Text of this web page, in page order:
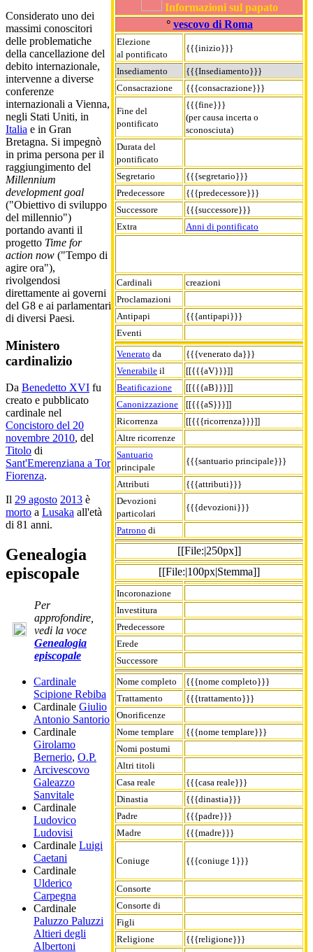
Informazioni sul papato
° vescovo di Roma
Elezione
al pontificato
{{{inizio}}}
Insediamento
{{{Insediamento}}}
Consacrazione
{{{consacrazione}}}
Fine del
pontificato
{{{fine}}}
(per causa incerta o
sconosciuta)
Durata del
pontificato
Segretario
{{{segretario}}}
Predecessore
{{{predecessore}}}
Successore
{{{successore}}}
Extra
Anni di pontificato
Cardinali
creazioni
Proclamazioni
Antipapi
{{{antipapi}}}
Eventi
Venerato da
{{{venerato da}}}
Venerabile il
[[{{{aV}}}]]
Beatificazione
[[{{{aB}}}]]
Canonizzazione
[[{{{aS}}}]]
Ricorrenza
[[{{{ricorrenza}}}]]
Altre ricorrenze
Santuario
principale
{{{santuario principale}}}
Attributi
{{{attributi}}}
Devozioni
particolari
{{{devozioni}}}
Patrono di
[[File:|250px]]
[[File:|100px|Stemma]]
Incoronazione
Investitura
Predecessore
Erede
Successore
Nome completo
{{{nome completo}}}
Trattamento
{{{trattamento}}}
Onorificenze
Nome templare
{{{nome templare}}}
Nomi postumi
Altri titoli
Casa reale
{{{casa reale}}}
Dinastia
{{{dinastia}}}
Padre
{{{padre}}}
Madre
{{{madre}}}
Coniuge {{{coniuge 1}}}
Consorte
Consorte di
Figli
Religione
{{{religione}}}
Considerato uno dei
massimi conoscitori
delle problematiche
della cancellazione del
debito internazionale,
intervenne a diverse
conferenze
internazionali a Vienna,
negli Stati Uniti, in
Italia e in Gran
Bretagna. Si impegnò
in prima persona per il
raggiungimento del
Millennium
development goal
("Obiettivo di sviluppo
del millennio")
portando avanti il
progetto Time for
action now ("Tempo di
agire ora"),
rivolgendosi
direttamente ai governi
del G8 e ai parlamentari
di diversi Paesi.
Ministero
cardinalizio
Da Benedetto XVI fu
creato e pubblicato
cardinale nel
Concistoro del 20
novembre 2010, del
Titolo di
Sant'Emerenziana a Tor
Fiorenza.
Il 29 agosto 2013 è
morto a Lusaka all'età
di 81 anni.
Genealogia
episcopale
Per
approfondire,
vedi la voce
Genealogia
episcopale
Cardinale
Scipione Rebiba
Cardinale Giulio
Antonio Santorio
Cardinale
Girolamo
Bernerio, O.P.
Arcivescovo
Galeazzo
Sanvitale
Cardinale
Ludovico
Ludovisi
Cardinale Luigi
Caetani
Cardinale
Ulderico
Carpegna
Cardinale
Paluzzo Paluzzi
Altieri degli
Albertoni